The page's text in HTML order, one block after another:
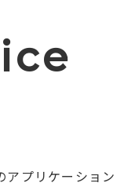
アプリケーション